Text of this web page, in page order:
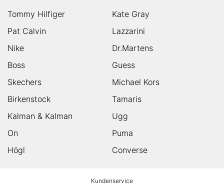
Tommy Hilfiger
Kate Gray
Pat Calvin
Lazzarini
Nike
Dr.Martens
Boss
Guess
Skechers
Michael Kors
Birkenstock
Tamaris
Kalman & Kalman
Ugg
On
Puma
Högl
Converse
Kundenservice